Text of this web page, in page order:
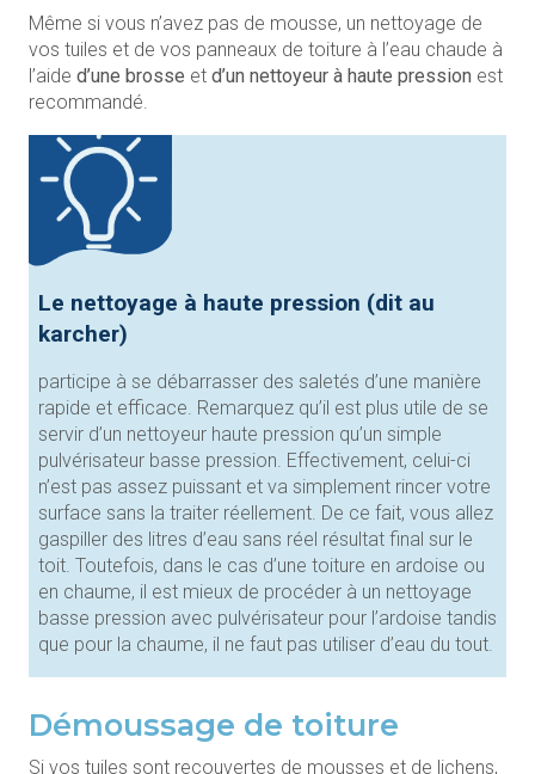
Même si vous n’avez pas de mousse, un nettoyage de
vos tuiles et de vos panneaux de toiture à l’eau chaude à
l’aide d’une brosse et d’un nettoyeur à haute pression est
recommandé.
Le nettoyage à haute pression (dit au
karcher)
participe à se débarrasser des saletés d’une manière
rapide et efficace. Remarquez qu’il est plus utile de se
servir d’un nettoyeur haute pression qu’un simple
pulvérisateur basse pression. Effectivement, celui-ci
n’est pas assez puissant et va simplement rincer votre
surface sans la traiter réellement. De ce fait, vous allez
gaspiller des litres d’eau sans réel résultat final sur le
toit. Toutefois, dans le cas d’une toiture en ardoise ou
en chaume, il est mieux de procéder à un nettoyage
basse pression avec pulvérisateur pour l’ardoise tandis
que pour la chaume, il ne faut pas utiliser d’eau du tout.
Démoussage de toiture
Si vos tuiles sont recouvertes de mousses et de lichens,